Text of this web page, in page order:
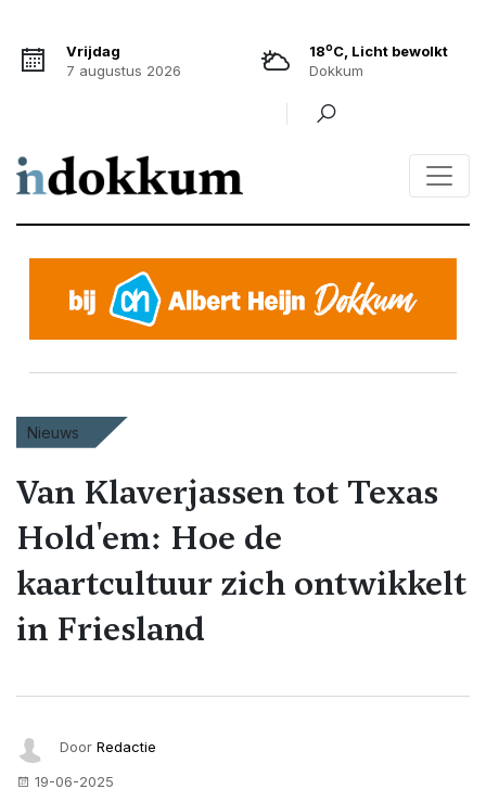
Vrijdag
7 augustus 2026
18oC, Licht bewolkt
Dokkum
Nieuws
Van Klaverjassen tot Texas
Hold'em: Hoe de
kaartcultuur zich ontwikkelt
in Friesland
Door Redactie
19-06-2025